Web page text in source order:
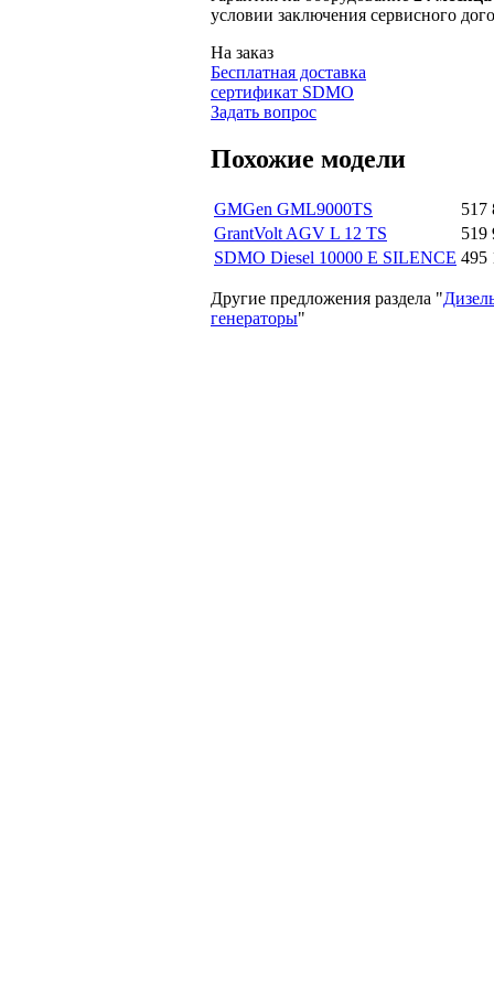
условии заключения сервисного
На заказ
Бесплатная доставка
сертификат SDMO
Задать вопрос
Похожие модели
GMGen GML9000TS
517
GrantVolt AGV L 12 TS
519
SDMO Diesel 10000 E SILENCE 495
Другие предложения раздела "
генераторы"